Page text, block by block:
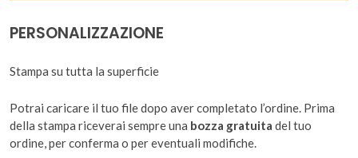
PERSONALIZZAZIONE
Stampa su tutta la superficie
Potrai caricare il tuo file dopo aver completato l’ordine. Prima
della stampa riceverai sempre una bozza gratuita del tuo
ordine, per conferma o per eventuali modifiche.